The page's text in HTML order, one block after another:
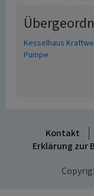
Kesselhaus
Pumpe
Kontakt
Erklärung zur